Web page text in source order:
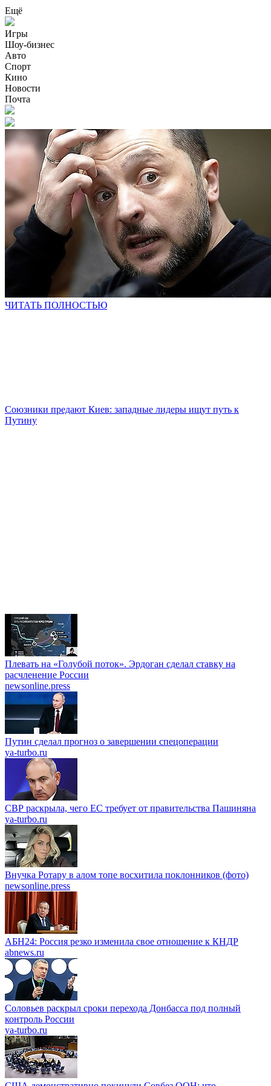
Ещё
Игры
Шоу-бизнес
Авто
Спорт
Кино
Новости
Почта
ЧИТАТЬ ПОЛНОСТЬЮ
Союзники предают Киев: западные лидеры ищут путь к
Путину
Плевать на «Голубой поток». Эрдоган сделал ставку на
расчленение России
newsonline.press
Путин сделал прогноз о завершении спецоперации
ya-turbo.ru
СВР раскрыла, чего ЕС требует от правительства Пашиняна
ya-turbo.ru
Внучка Ротару в алом топе восхитила поклонников (фото)
newsonline.press
АБН24: Россия резко изменила свое отношение к КНДР
abnews.ru
Соловьев раскрыл сроки перехода Донбасса под полный
контроль России
ya-turbo.ru